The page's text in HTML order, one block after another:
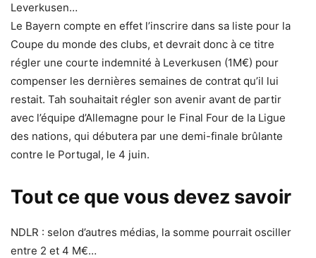
Leverkusen…
Le Bayern compte en effet l’inscrire dans sa liste pour la
Coupe du monde des clubs, et devrait donc à ce titre
régler une courte indemnité à Leverkusen (1M€) pour
compenser les dernières semaines de contrat qu’il lui
restait. Tah souhaitait régler son avenir avant de partir
avec l’équipe d’Allemagne pour le Final Four de la Ligue
des nations, qui débutera par une demi-finale brûlante
contre le Portugal, le 4 juin.
Tout ce que vous devez savoir
NDLR : selon d’autres médias, la somme pourrait osciller
entre 2 et 4 M€…